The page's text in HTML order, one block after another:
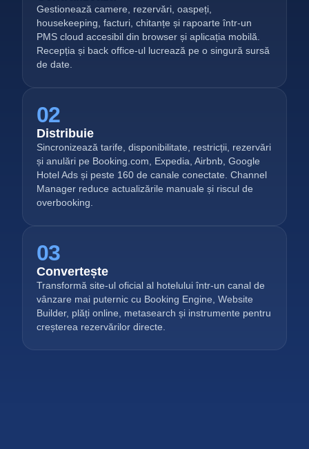
Gestionează camere, rezervări, oaspeți,
housekeeping, facturi, chitanțe și rapoarte într-un
PMS cloud accesibil din browser și aplicația mobilă.
Recepția și back office-ul lucrează pe o singură sursă
de date.
02
Distribuie
Sincronizează tarife, disponibilitate, restricții, rezervări
și anulări pe Booking.com, Expedia, Airbnb, Google
Hotel Ads și peste 160 de canale conectate. Channel
Manager reduce actualizările manuale și riscul de
overbooking.
03
Convertește
Transformă site-ul oficial al hotelului într-un canal de
vânzare mai puternic cu Booking Engine, Website
Builder, plăți online, metasearch și instrumente pentru
creșterea rezervărilor directe.